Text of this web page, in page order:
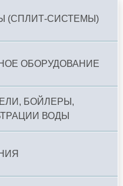
(СПЛИТ-СИСТЕМЫ)
ОБОРУДОВАНИЕ
БОЙЛЕРЫ,
ВОДЫ